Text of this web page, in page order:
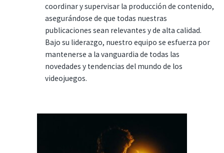
coordinar y supervisar la producción de contenido,
asegurándose de que todas nuestras
publicaciones sean relevantes y de alta calidad.
Bajo su liderazgo, nuestro equipo se esfuerza por
mantenerse a la vanguardia de todas las
novedades y tendencias del mundo de los
videojuegos.